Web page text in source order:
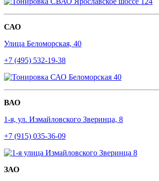
САО
Улица Беломорская, 40
+7 (495) 532-19-38
ВАО
1-я, ул. Измайловского Зверинца, 8
+7 (915) 035-36-09
ЗАО